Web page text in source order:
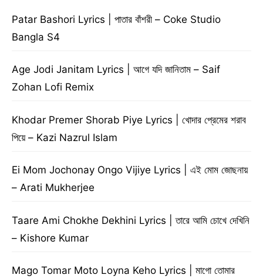
Patar Bashori Lyrics | পাতার বাঁশরী – Coke Studio
Bangla S4
Age Jodi Janitam Lyrics | আগে যদি জানিতাম – Saif
Zohan Lofi Remix
Khodar Premer Shorab Piye Lyrics | খোদার প্রেমের শরাব
পিয়ে – Kazi Nazrul Islam
Ei Mom Jochonay Ongo Vijiye Lyrics | এই মোম জোছনায়
– Arati Mukherjee
Taare Ami Chokhe Dekhini Lyrics | তারে আমি চোখে দেখিনি
– Kishore Kumar
Mago Tomar Moto Loyna Keho Lyrics | মাগো তোমার